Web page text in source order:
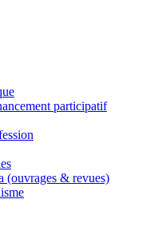
participatif
(ouvrages & revues)